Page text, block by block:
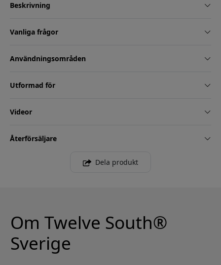
Beskrivning
Vanliga frågor
Användningsområden
Utformad för
Videor
Återförsäljare
Dela produkt
Om Twelve South®
Sverige